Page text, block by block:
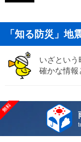
「知る防災」地
いざという
確かな情報